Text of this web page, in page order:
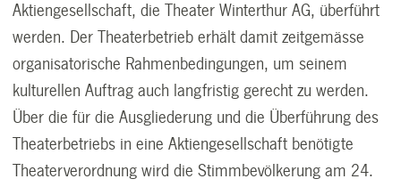
Aktiengesellschaft, die Theater Winterthur AG, überführt
werden. Der Theaterbetrieb erhält damit zeitgemässe
organisatorische Rahmenbedingungen, um seinem
kulturellen Auftrag auch langfristig gerecht zu werden.
Über die für die Ausgliederung und die Überführung des
Theaterbetriebs in eine Aktiengesellschaft benötigte
Theaterverordnung wird die Stimmbevölkerung am 24.